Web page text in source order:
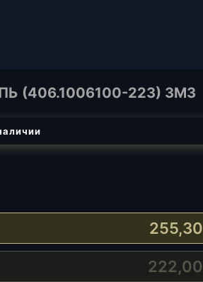
(406.1006100-223) ЗМЗ
255,30
222,00